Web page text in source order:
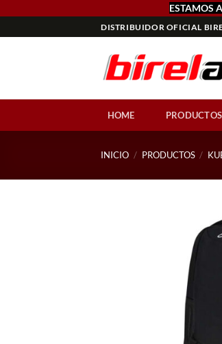
ESTAMOS
al
DISTRIBUIDOR OFICIAL
HOME PRODUCTOS
INICIO / PRODUCTOS /